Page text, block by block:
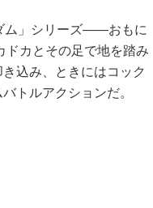
ム」シリーズ――おもに
ドカとその足で地を踏み
込み、ときにはコック
トルアクションだ。